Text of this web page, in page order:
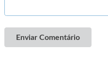
Enviar Comentário